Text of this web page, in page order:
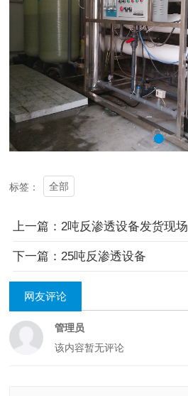
标签： 全部
上一篇：2吨反渗透设备发货现场
下一篇：25吨反渗透设备
网友评论
管理员
该内容暂无评论